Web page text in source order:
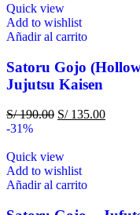
Quick view
Add to wishlist
Añadir al carrito
Satoru Gojo
Jujutsu Kaisen
S/190.00 S/135.00
-31%
Quick view
Add to wishlist
Añadir al carrito